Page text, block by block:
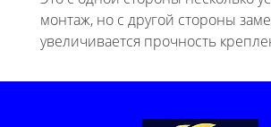
монтаж, но с другой стороны
увеличивается прочность